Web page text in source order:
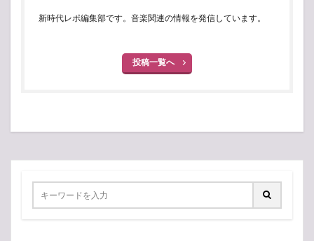
新時代レポ編集部です。音楽関連の情報を発信しています。
投稿一覧へ